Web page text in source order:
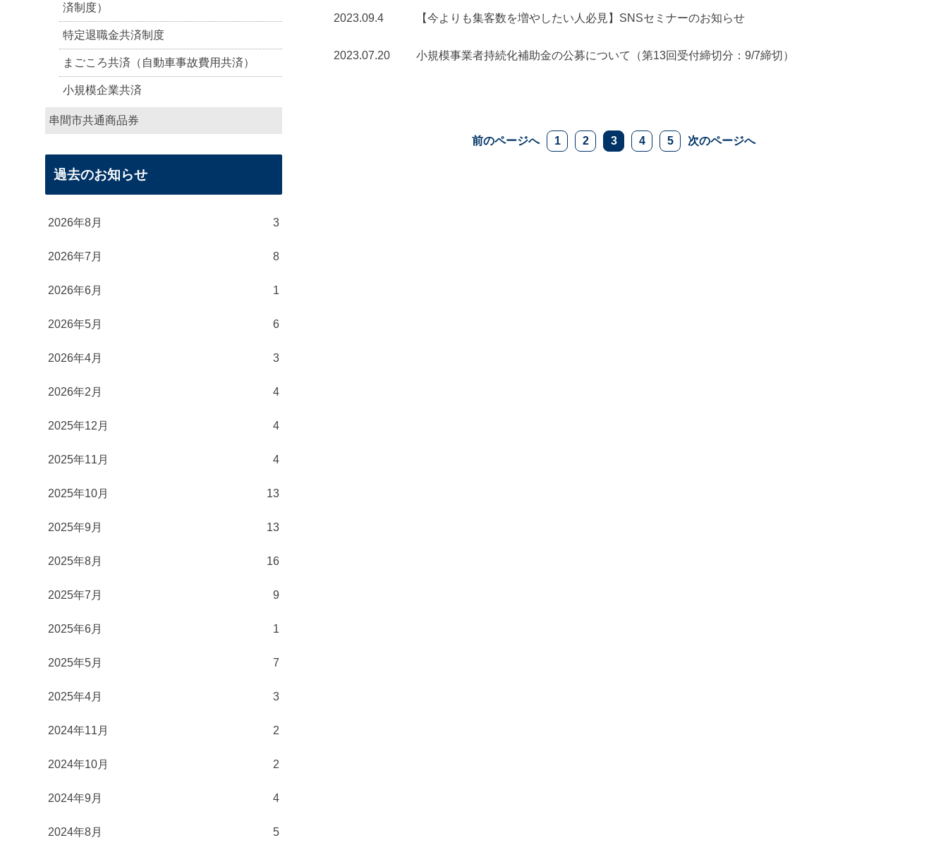
2023.09.4 【今よりも集客数を増やしたい人必見】SNSセミナーのお知らせ
2023.07.20 小規模事業者持続化補助金の公募について（第13回受付締切分：9/7締切）
前のページへ 1 2 3 4 5 次のページへ
済制度）
特定退職金共済制度
まごころ共済（自動車事故費用共済）
小規模企業共済
串間市共通商品券
過去のお知らせ
2026年8月 3
2026年7月 8
2026年6月 1
2026年5月 6
2026年4月 3
2026年2月 4
2025年12月 4
2025年11月 4
2025年10月 13
2025年9月 13
2025年8月 16
2025年7月 9
2025年6月 1
2025年5月 7
2025年4月 3
2024年11月 2
2024年10月 2
2024年9月 4
2024年8月 5